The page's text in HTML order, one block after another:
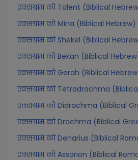
एक्सग्राम को Talent (Biblical
एक्सग्राम को Mina (Biblical
एक्सग्राम को Shekel (Biblical
एक्सग्राम को Bekan (Biblical
एक्सग्राम को Gerah (Biblical
एक्सग्राम को Tetradrachma
एक्सग्राम को Didrachma (Biblical
एक्सग्राम को Drachma (Biblical
एक्सग्राम को Denarius (Biblical
एक्सग्राम को Assarion (Biblical